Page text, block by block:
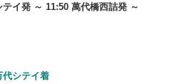
イ発 ～ 11:50 萬代橋西詰発 ～
代シテイ着